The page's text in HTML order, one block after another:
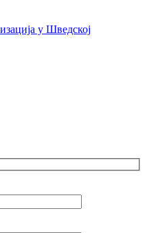
у Шведској